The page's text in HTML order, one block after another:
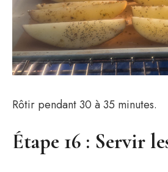
Rôtir pendant 30 à 35 minutes.
Étape 16 : Servir